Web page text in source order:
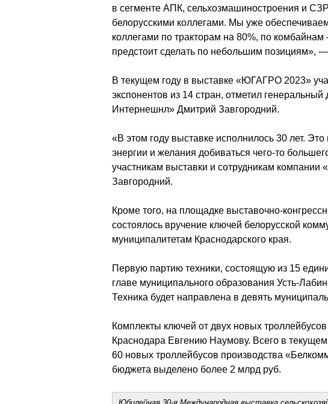
в сегменте АПК, сельхозмашиностроения и
белорусскими коллегами. Мы уже
коллегами по тракторам на 80%, по
предстоит сделать по небольшим позициям»,
В текущем году в выставке «ЮГАГРО 2023»
экспонентов из 14 стран, отметил
Интернешнл» Дмитрий Завгородний.
«В этом году выставке исполнилось 30 лет.
энергии и желания добиваться чего-то
участникам выставки и сотрудникам
Завгородний.
Кроме того, на площадке выставочно-
состоялось вручение ключей белорусской
муниципалитетам Краснодарского края.
Первую партию техники, состоящую из 15
главе муниципального образования Усть-
Техника будет направлена в девять
Комплекты ключей от двух новых
Краснодара Евгению Наумову. Всего в
60 новых троллейбусов производства
бюджета выделено более 2 млрд руб.